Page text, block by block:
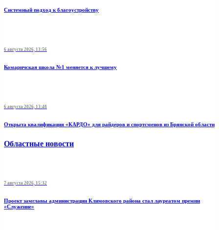
Системный подход к благоустройству
6 августа 2026, 13:56
Комаричская школа №1 меняется к лучшему
6 августа 2026, 13:48
Открыта квалификация «КАРДО» для райдеров и спортсменов из Брянской области
Областные новости
7 августа 2026, 15:32
Проект замглавы администрации Климовского района стал лауреатом премии
«Служение»